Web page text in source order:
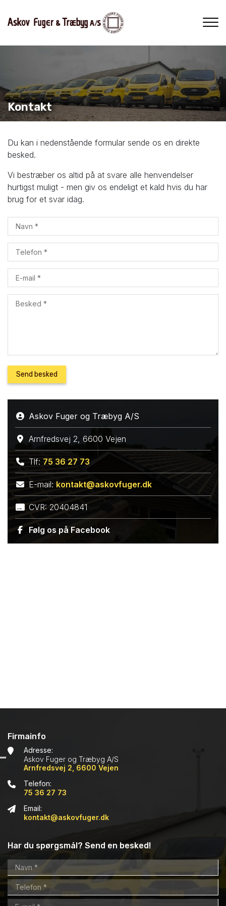
hovedindhold
Kontakt
Du kan i nedenstående formular sende os en direkte
besked.
Vi bestræber os altid på at svare alle henvendelser
hurtigst muligt - men giv os endeligt et kald hvis du har
brug for et svar idag.
Askov Fuger og Træbyg A/S
Arnfredsvej 2, 6600 Vejen
Tlf: 75 36 27 73
E-mail: kontakt@askovfuger.dk
CVR: 20404841
Følg os på Facebook
Firmainfo
Adresse:
Askov Fuger og Træbyg A/S
Arnfredsvej 2, 6600 Vejen
Telefon:
75 36 27 73
Email:
kontakt@askovfuger.dk
Har du spørgsmål? Send en besked!